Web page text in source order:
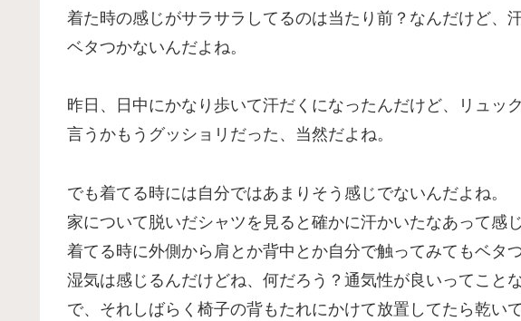
着た時の感じがサラサラしてるのは当たり前？なんだけど、
ベタつかないんだよね。
昨日、日中にかなり歩いて汗だくになったんだけど、リュッ
言うかもうグッショリだった、当然だよね。
でも着てる時には自分ではあまりそう感じでないんだよね。
家について脱いだシャツを見ると確かに汗かいたなあって感じ
着てる時に外側から肩とか背中とか自分で触ってみてもベタ
湿気は感じるんだけどね、何だろう？通気性が良いってこと
で、それしばらく椅子の背もたれにかけて放置してたら乾いて